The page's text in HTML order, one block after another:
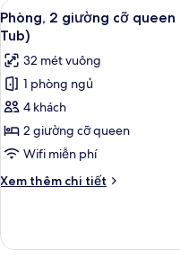
giường
cỡ
(Hearing
Accessible)
Xem
tất
cả
ảnh
Phòng,
2
giường
cỡ
queen
(Mobility/Hearing
Tub)
5
Phòng, 2 giường cỡ
Tub)
32 mét vuông
1 phòng ngủ
4 khách
2 giường cỡ queen
Wifi miễn phí
Xem thêm chi tiết
Chi
Phòng,